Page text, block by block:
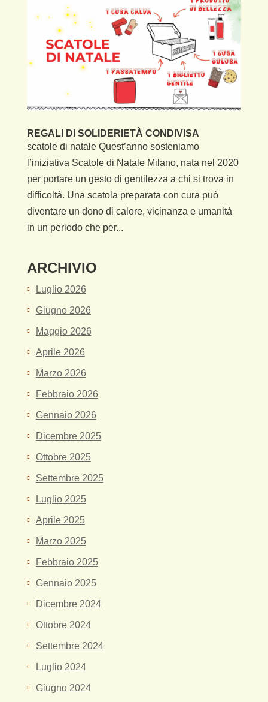
REGALI DI SOLIDERIETÀ CONDIVISA
scatole di natale Quest’anno sosteniamo
l’iniziativa Scatole di Natale Milano, nata nel 2020
per portare un gesto di gentilezza a chi si trova in
difficoltà. Una scatola preparata con cura può
diventare un dono di calore, vicinanza e umanità
in un periodo che per...
ARCHIVIO
Luglio 2026
Giugno 2026
Maggio 2026
Aprile 2026
Marzo 2026
Febbraio 2026
Gennaio 2026
Dicembre 2025
Ottobre 2025
Settembre 2025
Luglio 2025
Aprile 2025
Marzo 2025
Febbraio 2025
Gennaio 2025
Dicembre 2024
Ottobre 2024
Settembre 2024
Luglio 2024
Giugno 2024